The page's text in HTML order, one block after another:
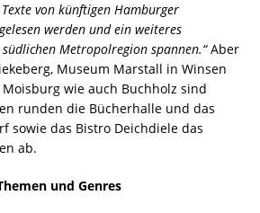
von künftigen Hamburger
werden und ein weiteres
Metropolregion spannen.“Aber
Museum Marstall in Winsen
wie auch Buchholz sind
runden die Bücherhalle und das
sowie das Bistro Deichdiele das
ab.
und Genres